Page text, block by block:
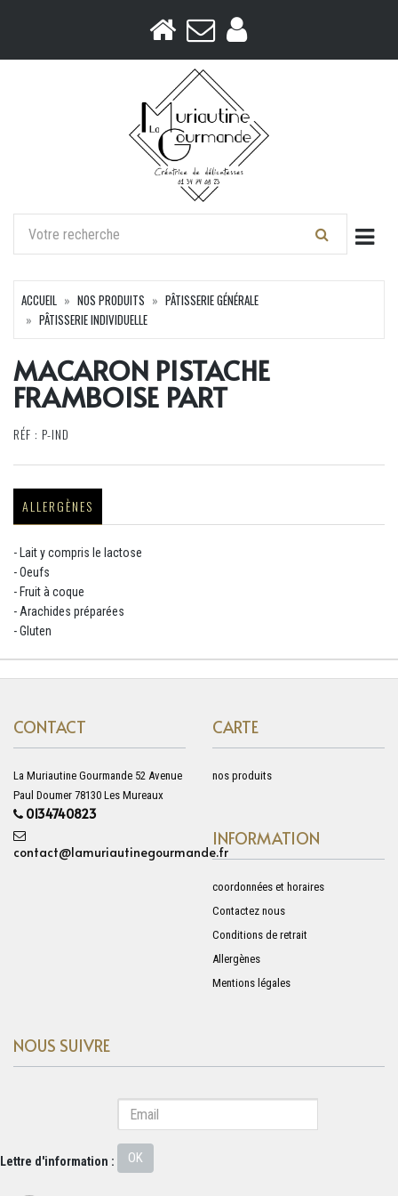
ACCUEIL NOS PRODUITS
PÂTISSERIE GÉNÉRALE
PÂTISSERIE INDIVIDUELLE
MACARON PISTACHE
FRAMBOISE PART
RÉF : P-IND
ALLERGÈNES
- Lait y compris le lactose
- Oeufs
- Fruit à coque
- Arachides préparées
- Gluten
CONTACT
La Muriautine Gourmande 52 Avenue
Paul Doumer 78130 Les Mureaux
0134740823
contact@lamuriautinegourmande.fr
CARTE
nos produits
INFORMATION
coordonnées et horaires
Contactez nous
Conditions de retrait
Allergènes
Mentions légales
NOUS SUIVRE
Lettre d'information : OK